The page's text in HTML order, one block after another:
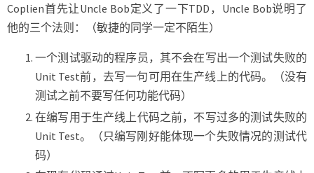
Coplien首先让Uncle Bob定义了一下TDD，Uncle Bob说明了
他的三个法则：（敏捷的同学一定不陌生）
一个测试驱动的程序员，其不会在写出一个测试失败的
Unit Test前，去写一句可用在生产线上的代码。（没有
测试之前不要写任何功能代码）
在编写用于生产线上代码之前，不写过多的测试失败的
Unit Test。（只编写刚好能体现一个失败情况的测试代
码）